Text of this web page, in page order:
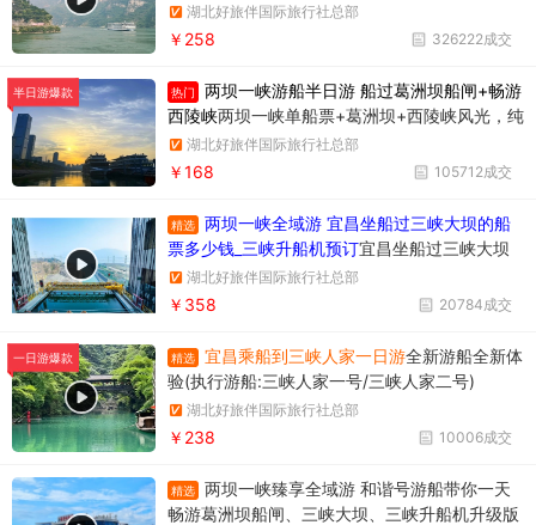
湖北好旅伴国际旅行社总部
326222成交
￥258
半日游爆款 热门
两坝一峡游船半日游 船过葛洲坝船闸+畅游
西陵峡两坝一峡单船票+葛洲坝+西陵峡风光，纯
玩无购物，时间短内容丰富
湖北好旅伴国际旅行社总部
105712成交
￥168
精选
两坝一峡全域游 宜昌坐船过三峡大坝的船
票多少钱_三峡升船机预订宜昌坐船过三峡大坝
升船机一日游358元/人，一天时间坐船过两个
坝，葛洲坝和三峡大坝。
湖北好旅伴国际旅行社总部
20784成交
￥358
一日游爆款 精选 宜昌乘船到三峡人家一日游全新游船全新体
验(执行游船:三峡人家一号/三峡人家二号)
湖北好旅伴国际旅行社总部
10006成交
￥238
精选
两坝一峡臻享全域游 和谐号游船带你一天
畅游葛洲坝船闸、三峡大坝、三峡升船机升级版